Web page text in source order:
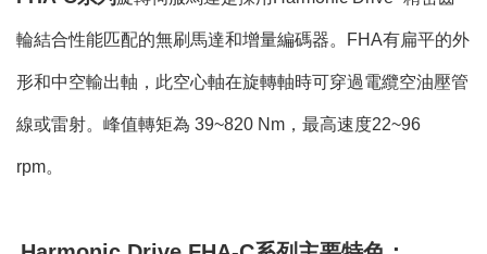
輪結合性能匹配的無刷馬達和增量編碼器。FHA有扁平的外
形和中空輸出軸，此空心軸在旋轉軸時可穿過電纜空油壓管
線或雷射。峰值轉矩為 39~820 Nm，最高速度22~96
rpm。